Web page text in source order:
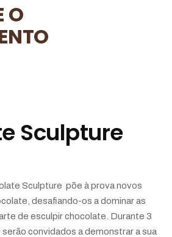
O
Sculpture
Sculpture põe à prova novos
desafiando-os a dominar as
de esculpir chocolate. Durante 3
convidados a demonstrar a sua